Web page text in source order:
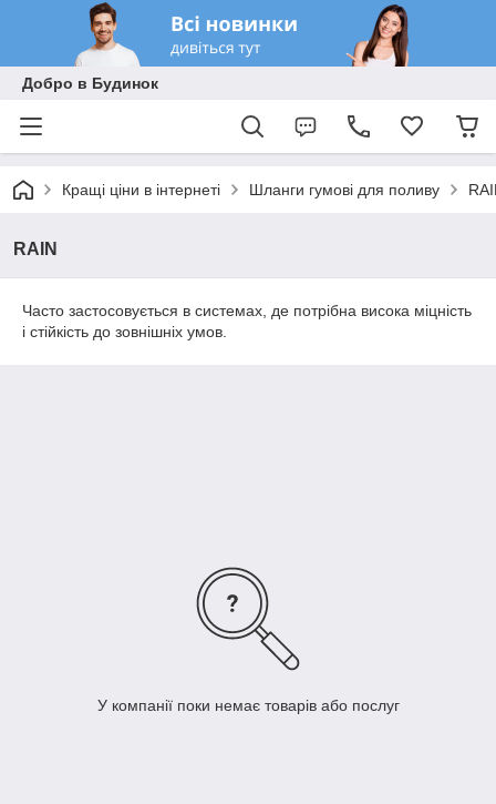
Добро в Будинок
Кращі ціни в інтернеті Шланги гумові для поливу
RAIN
Часто застосовується в системах, де потрібна висока міцність
і стійкість до зовнішніх умов.
У компанії поки немає товарів або послуг